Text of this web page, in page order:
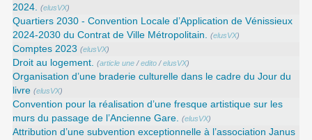
2024. (elusVX)
Quartiers 2030 - Convention Locale d’Application de Vénissieux
2024-2030 du Contrat de Ville Métropolitain. (elusVX)
Comptes 2023 (elusVX)
Droit au logement. (article une /edito /elusVX)
Organisation d’une braderie culturelle dans le cadre du Jour du
livre (elusVX)
Convention pour la réalisation d’une fresque artistique sur les
murs du passage de l’Ancienne Gare. (elusVX)
Attribution d’une subvention exceptionnelle à l’association Janus